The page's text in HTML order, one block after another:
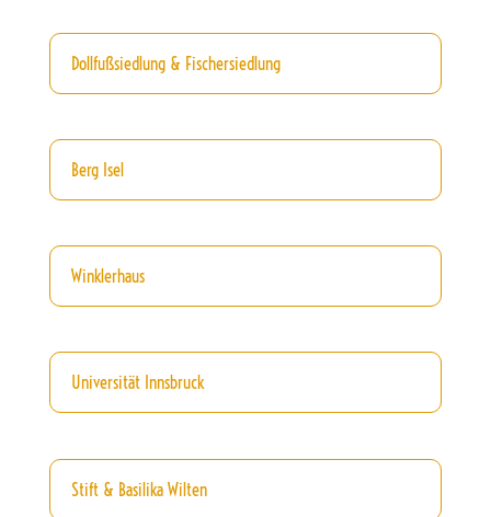
Dollfußsiedlung & Fischersiedlung
Berg Isel
Winklerhaus
Universität Innsbruck
Stift & Basilika Wilten